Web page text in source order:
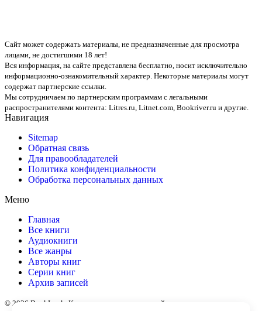
Сайт может содержать материалы, не предназначенные для просмотра
лицами, не достигшими 18 лет!
Вся информация, на сайте представлена бесплатно, носит исключительно
информационно-ознакомительный характер. Некоторые материалы могут
содержат партнерские ссылки.
Мы сотрудничаем по партнерским программам с легальными
распространителями контента: Litres.ru, Litnet.com, Bookriver.ru и другие.
Навигация
Sitemap
Обратная связь
Для правообладателей
Политика конфиденциальности
Обработка персональных данных
Меню
Главная
Все книги
Аудиокниги
Все жанры
Авторы книг
Серии книг
Архив записей
© 2026 BookLook. Копирование материалов сайта разрешено только с